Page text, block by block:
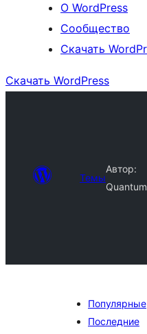
О WordPress
Сообщество
Скачать
Скачать WordPress
Темы
Автор:
Популярные
Последние